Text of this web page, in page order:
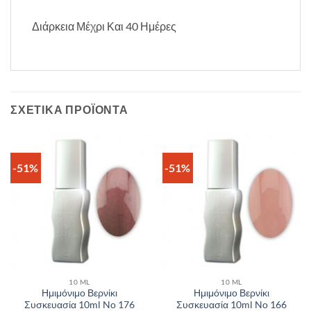
Διάρκεια Μέχρι Και 40 Ημέρες
ΣΧΕΤΙΚΆ ΠΡΟΪΌΝΤΑ
-51%
10 ML
Ημιμόνιμο Βερνίκι
Συσκευασία 10ml No 176
-51%
10 ML
Ημιμόνιμο Βερνίκι
Συσκευασία 10ml No 166